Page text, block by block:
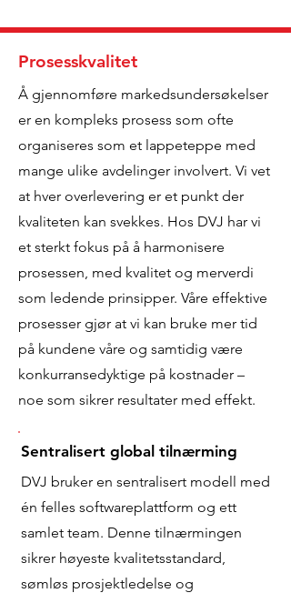
Prosesskvalitet
Å gjennomføre markedsundersøkelser
er en kompleks prosess som ofte
organiseres som et lappeteppe med
mange ulike avdelinger involvert. Vi vet
at hver overlevering er et punkt der
kvaliteten kan svekkes. Hos DVJ har vi
et sterkt fokus på å harmonisere
prosessen, med kvalitet og merverdi
som ledende prinsipper. Våre effektive
prosesser gjør at vi kan bruke mer tid
på kundene våre og samtidig være
konkurransedyktige på kostnader –
noe som sikrer resultater med effekt.
Sentralisert global tilnærming
DVJ bruker en sentralisert modell med
én felles softwareplattform og ett
samlet team. Denne tilnærmingen
sikrer høyeste kvalitetsstandard,
sømløs prosjektledelse og